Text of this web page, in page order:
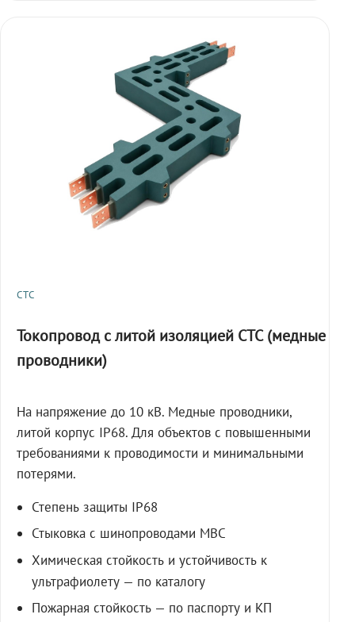
СТС
Токопровод с литой изоляцией СТС (медные
проводники)
На напряжение до 10 кВ. Медные проводники,
литой корпус IP68. Для объектов с повышенными
требованиями к проводимости и минимальными
потерями.
Степень защиты IP68
Стыковка с шинопроводами МВС
Химическая стойкость и устойчивость к
ультрафиолету — по каталогу
Пожарная стойкость — по паспорту и КП